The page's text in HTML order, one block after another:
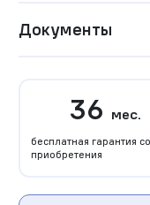
Документы
36 мес.
бесплатная гарантия
приобретения